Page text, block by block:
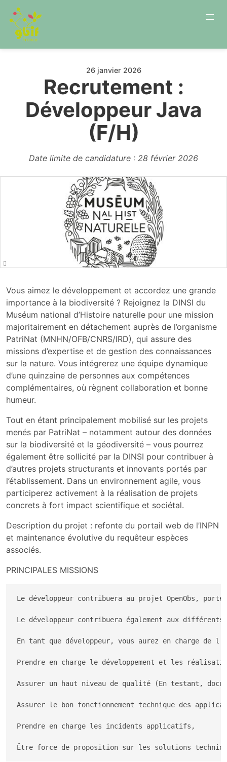
26 janvier 2026
Recrutement :
Développeur Java
(F/H)
Date limite de candidature : 28 février 2026
Vous aimez le développement et accordez une grande
importance à la biodiversité ? Rejoignez la DINSI du
Muséum national d’Histoire naturelle pour une mission
majoritairement en détachement auprès de l’organisme
PatriNat (MNHN/OFB/CNRS/IRD), qui assure des
missions d’expertise et de gestion des connaissances
sur la nature. Vous intégrerez une équipe dynamique
d’une quinzaine de personnes aux compétences
complémentaires, où règnent collaboration et bonne
humeur.
Tout en étant principalement mobilisé sur les projets
menés par PatriNat – notamment autour des données
sur la biodiversité et la géodiversité – vous pourrez
également être sollicité par la DINSI pour contribuer à
d’autres projets structurants et innovants portés par
l’établissement. Dans un environnement agile, vous
participerez activement à la réalisation de projets
concrets à fort impact scientifique et sociétal.
Description du projet : refonte du portail web de l’INPN
et maintenance évolutive du requêteur espèces
associés.
PRINCIPALES MISSIONS
Le développeur contribuera au projet OpenObs,
Le développeur contribuera également aux
En tant que développeur, vous aurez en charge
Prendre en charge le développement et les
Assurer un haut niveau de qualité (En testant,
Assurer le bon fonctionnement technique des
Prendre en charge les incidents applicatifs,